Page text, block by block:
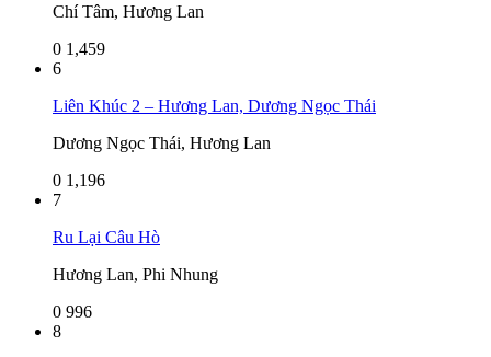
Chí Tâm, Hương Lan
0 1,459
6
Liên Khúc 2 – Hương Lan, Dương Ngọc Thái
Dương Ngọc Thái, Hương Lan
0 1,196
7
Ru Lại Câu Hò
Hương Lan, Phi Nhung
0 996
8